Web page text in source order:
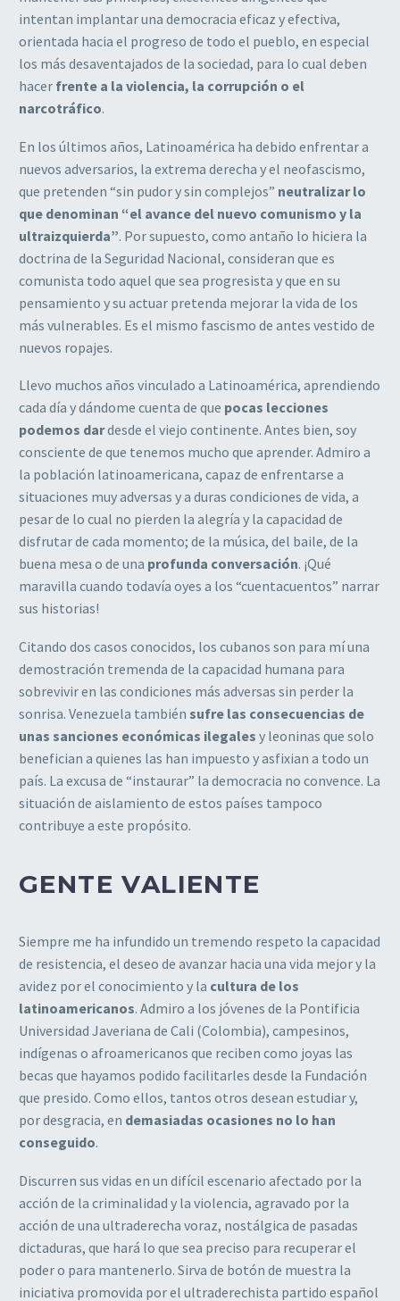
intentan implantar una democracia eficaz y efectiva,
orientada hacia el progreso de todo el pueblo, en especial
los más desaventajados de la sociedad, para lo cual deben
hacer frente a la violencia, la corrupción o el
narcotráfico.
En los últimos años, Latinoamérica ha debido enfrentar a
nuevos adversarios, la extrema derecha y el neofascismo,
que pretenden “sin pudor y sin complejos” neutralizar lo
que denominan “el avance del nuevo comunismo y la
ultraizquierda”. Por supuesto, como antaño lo hiciera la
doctrina de la Seguridad Nacional, consideran que es
comunista todo aquel que sea progresista y que en su
pensamiento y su actuar pretenda mejorar la vida de los
más vulnerables. Es el mismo fascismo de antes vestido de
nuevos ropajes.
Llevo muchos años vinculado a Latinoamérica, aprendiendo
cada día y dándome cuenta de que pocas lecciones
podemos dardesde el viejo continente. Antes bien, soy
consciente de que tenemos mucho que aprender. Admiro a
la población latinoamericana, capaz de enfrentarse a
situaciones muy adversas y a duras condiciones de vida, a
pesar de lo cual no pierden la alegría y la capacidad de
disfrutar de cada momento; de la música, del baile, de la
buena mesa o de una profunda conversación. ¡Qué
maravilla cuando todavía oyes a los “cuentacuentos” narrar
sus historias!
Citando dos casos conocidos, los cubanos son para mí una
demostración tremenda de la capacidad humana para
sobrevivir en las condiciones más adversas sin perder la
sonrisa. Venezuela también sufre las consecuencias de
unas sanciones económicas ilegales y leoninas que solo
benefician a quienes las han impuesto y asfixian a todo un
país. La excusa de “instaurar” la democracia no convence. La
situación de aislamiento de estos países tampoco
contribuye a este propósito.
GENTE VALIENTE
Siempre me ha infundido un tremendo respeto la capacidad
de resistencia, el deseo de avanzar hacia una vida mejor y la
avidez por el conocimiento y la cultura de los
latinoamericanos. Admiro a los jóvenes de la Pontificia
Universidad Javeriana de Cali (Colombia), campesinos,
indígenas o afroamericanos que reciben como joyas las
becas que hayamos podido facilitarles desde la Fundación
que presido. Como ellos, tantos otros desean estudiar y,
por desgracia, en demasiadas ocasiones no lo han
conseguido.
Discurren sus vidas en un difícil escenario afectado por la
acción de la criminalidad y la violencia, agravado por la
acción de una ultraderecha voraz, nostálgica de pasadas
dictaduras, que hará lo que sea preciso para recuperar el
poder o para mantenerlo. Sirva de botón de muestra la
iniciativa promovida por el ultraderechista partido español